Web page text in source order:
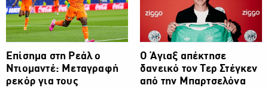
Επίσημα στη Ρεάλ ο
Ντιομαντέ: Μεταγραφή
ρεκόρ για τους
Ο Άγιαξ απέκτησε
δανεικό τον Τερ Στέγκεν
από την Μπαρτσελόνα